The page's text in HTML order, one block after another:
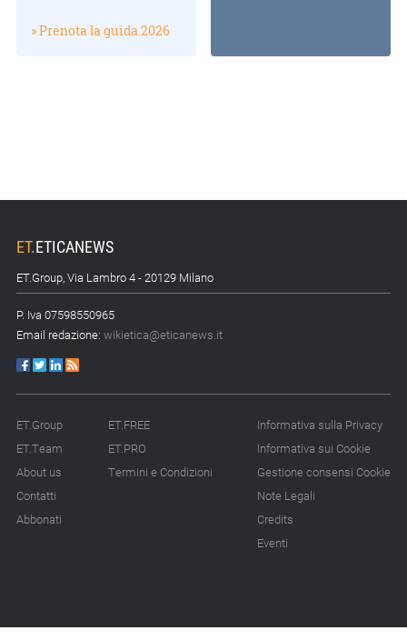
» Prenota la guida 2026
ET.ETICANEWS
ET.Group, Via Lambro 4 - 20129 Milano
P. Iva 07598550965
Email redazione: wikietica@eticanews.it
ET.Group
ET.Team
About us
Contatti
Abbonati
ET.FREE
ET.PRO
Termini e Condizioni
Informativa sulla Privacy
Informativa sui Cookie
Gestione consensi Cookie
Note Legali
Credits
Eventi